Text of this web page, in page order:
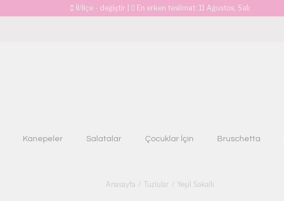
İl/İlçe - değiştir En erken teslimat: 11 Ağustos, Salı
Kanepeler Salatalar Çocuklar İçin Bruschetta
Anasayfa Tuzlular Yeşil Sakallı